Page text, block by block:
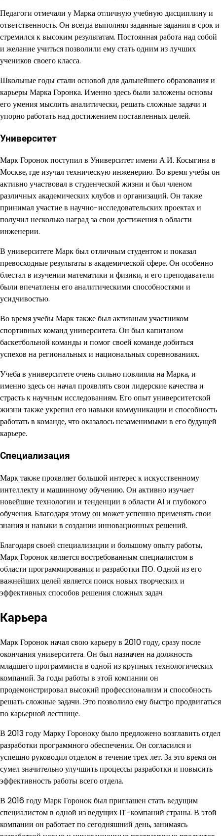
Педагоги отмечали у Марка отличную учебную дисциплину и
ответственность. Он всегда выполнял заданные задания в срок и
стремился к высоким результатам. Постоянная работа над собой
и желание учиться позволили ему стать одним из лучших
учеников своего класса.
Школьные годы стали основой для дальнейшего образования и
карьеры Марка Горонка. Именно здесь были заложены основы
его умения мыслить аналитически, решать сложные задачи и
упорно работать над достижением поставленных целей.
Университет
Марк Горонок поступил в Университет имени А.И. Косыгина в
Москве, где изучал техническую инженерию. Во время учебы он
активно участвовал в студенческой жизни и был членом
различных академических клубов и организаций. Он также
принимал участие в научно-исследовательских проектах и
получил несколько наград за свои достижения в области
инженерии.
В университете Марк был отличным студентом и показал
превосходные результаты в академической сфере. Он особенно
блестал в изучении математики и физики, и его преподаватели
были впечатлены его аналитическими способностями и
усидчивостью.
Во время учебы Марк также был активным участником
спортивных команд университета. Он был капитаном
баскетбольной команды и помог своей команде добиться
успехов на региональных и национальных соревнованиях.
Учеба в университете очень сильно повлияла на Марка, и
именно здесь он начал проявлять свои лидерские качества и
страсть к научным исследованиям. Его опыт университетской
жизни также укрепил его навыки коммуникации и способность
работать в команде, что оказалось незаменимыми в его будущей
карьере.
Специализация
Марк также проявляет большой интерес к искусственному
интеллекту и машинному обучению. Он активно изучает
новейшие технологии и тенденции в области AI и глубокого
обучения. Благодаря этому он может успешно применять свои
знания и навыки в создании инновационных решений.
Благодаря своей специализации и большому опыту работы,
Марк Горонок является востребованным специалистом в
области программирования и разработки ПО. Одной из его
важнейших целей является поиск новых творческих и
эффективных способов решения сложных задач.
Карьера
Марк Горонок начал свою карьеру в 2010 году, сразу после
окончания университета. Он был назначен на должность
младшего программиста в одной из крупных технологических
компаний. За годы работы в этой компании он
продемонстрировал высокий профессионализм и способность
решать сложные задачи. Это позволило ему быстро продвигаться
по карьерной лестнице.
В 2013 году Марку Гороноку было предложено возглавить отдел
разработки программного обеспечения. Он согласился и
успешно руководил отделом в течение трех лет. За это время он
сумел значительно улучшить процессы разработки и повысить
эффективность работы всего отдела.
В 2016 году Марк Горонок был приглашен стать ведущим
специалистом в одной из ведущих IT-компаний страны. В этой
компании он работает по сегодняшний день, занимаясь